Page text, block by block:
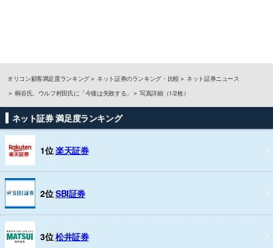
オリコン顧客満足度ランキング ネット証券のランキング・比較
ネット証券ニュース
桐谷氏、ウルフ村田氏に「今後は失敗する」
写真詳細（1/2枚）
ネット証券 満足度ランキング
1位楽天証券
2位SBI証券
3位松井証券